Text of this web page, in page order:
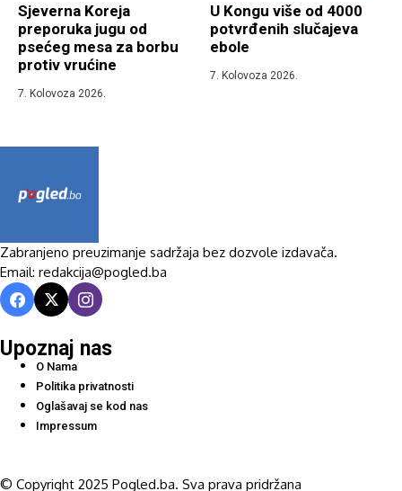
Sjeverna Koreja
preporuka jugu od
psećeg mesa za borbu
protiv vrućine
7. Kolovoza 2026.
U Kongu više od 4000
potvrđenih slučajeva
ebole
7. Kolovoza 2026.
Zabranjeno preuzimanje sadržaja bez dozvole izdavača.
Email: redakcija@pogled.ba
Upoznaj nas
O Nama
Politika privatnosti
Oglašavaj se kod nas
Impressum
© Copyright 2025 Pogled.ba. Sva prava pridržana